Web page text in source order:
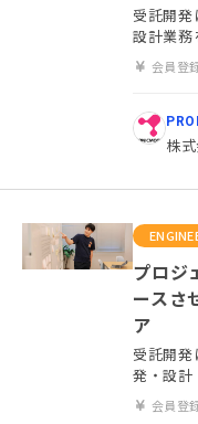
受託開
設計業務
会員登
株
プロジ
ースさ
ア
受託開
会員登